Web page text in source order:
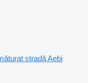
stradă Aebi